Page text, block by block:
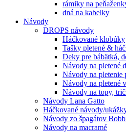
rámiky na
dná na kabelky
Návody
DROPS návody
Háčkované klobúky
Tašky pletené &
Deky pre bábätká,
Návody na pletené
Návody na pletenie
Návody na pletené
Návody na topy,
Návody Lana Gatto
Háčkované návody/
Návody zo špagátov
Návody na macramé